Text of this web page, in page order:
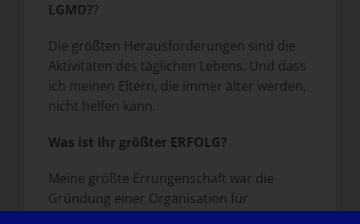
LGMD??
Die größten Herausforderungen sind die
Aktivitäten des täglichen Lebens. Und dass
ich meinen Eltern, die immer älter werden,
nicht helfen kann.
Was ist Ihr größter ERFOLG?
Meine größte Errungenschaft war die
Gründung einer Organisation für